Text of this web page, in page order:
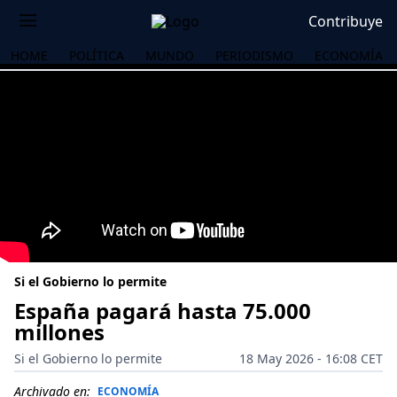
Contribuye
HOME POLÍTICA MUNDO PERIODISMO ECONOMÍA
Si el Gobierno lo permite
España pagará hasta 75.000
millones
Si el Gobierno lo permite
18 May 2026 - 16:08 CET
Archivado en: ECONOMÍA